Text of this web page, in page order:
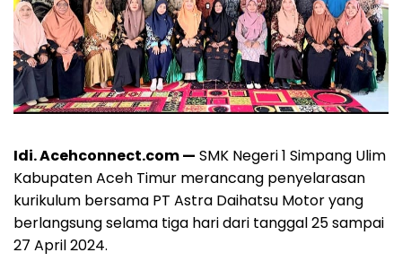
Idi. Acehconnect.com — SMK Negeri 1 Simpang Ulim
Kabupaten Aceh Timur merancang penyelarasan
kurikulum bersama PT Astra Daihatsu Motor yang
berlangsung selama tiga hari dari tanggal 25 sampai
27 April 2024.